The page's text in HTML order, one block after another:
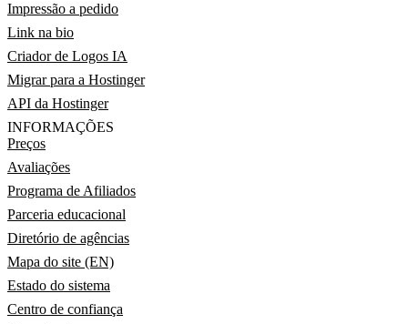
Impressão a pedido
Link na bio
Criador de Logos IA
Migrar para a Hostinger
API da Hostinger
INFORMAÇÕES
Preços
Avaliações
Programa de Afiliados
Parceria educacional
Diretório de agências
Mapa do site (EN)
Estado do sistema
Centro de confiança